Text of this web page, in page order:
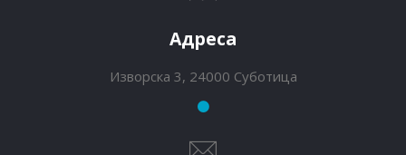
Адреса
Изворска 3, 24000 Суботица